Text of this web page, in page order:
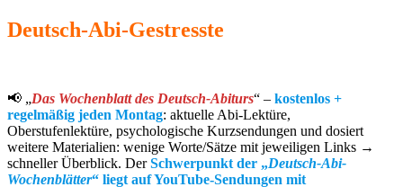
Deutsch-Abi-Gestresste
📢 „Das Wochenblatt des Deutsch-Abiturs“ – kostenlos +
regelmäßig jeden Montag: aktuelle Abi-Lektüre,
Oberstufenlektüre, psychologische Kurzsendungen und dosiert
weitere Materialien: wenige Worte/Sätze mit jeweiligen Links →
schneller Überblick. DerSchwerpunkt der „Deutsch-Abi-
Wochenblätter“ liegt auf YouTube-Sendungen mit